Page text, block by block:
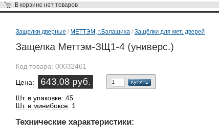
В корзине нет товаров
Защелки дверные / МЕТТЭМ, г.Балашиха / Защёлки для мет. дверей
Защелка Меттэм-ЗЩ1-4 (универс.)
Код товара: 00032461
Цена: 643,08 руб.
Шт. в упаковке: 45
Шт. в минибоксе: 1
Технические характеристики: